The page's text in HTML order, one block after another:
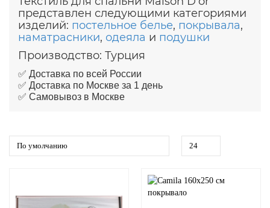
представлен следующими категориями
изделий: постельное белье, покрывала,
наматрасники, одеяла и подушки
Производство: Турция
✅ Доставка по всей России
✅ Доставка по Москве за 1 день
✅ Самовывоз в Москве